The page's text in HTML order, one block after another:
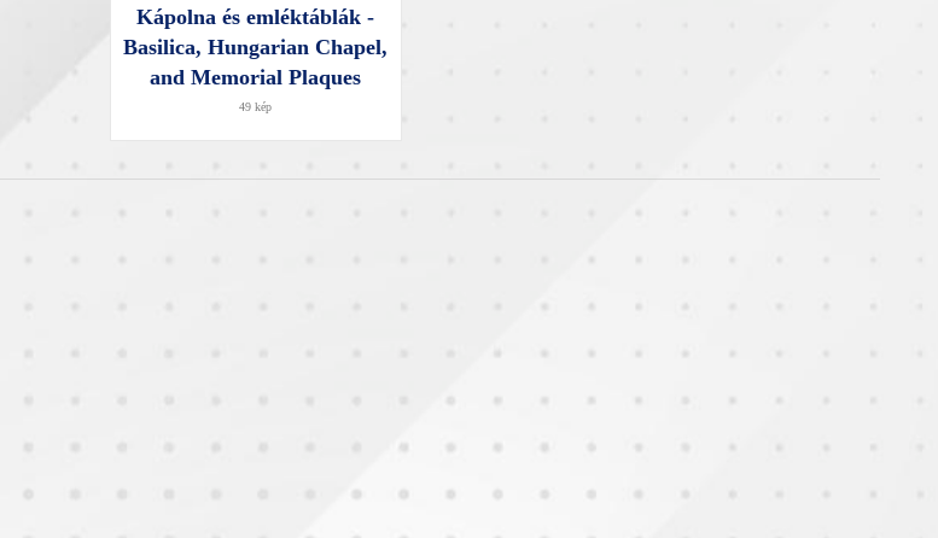
Kápolna és emléktáblák -
Basilica, Hungarian Chapel,
and Memorial Plaques
49 kép